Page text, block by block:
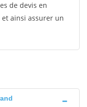
de devis en
ainsi assurer un